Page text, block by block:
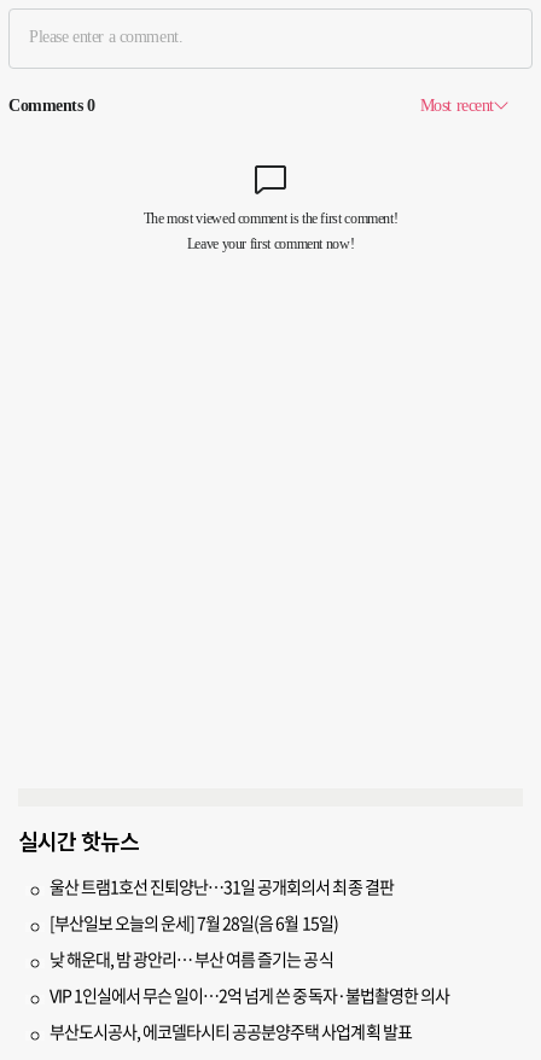
실시간 핫뉴스
울산 트램1호선 진퇴양난…31일 공개회의서 최종 결판
[부산일보 오늘의 운세] 7월 28일(음 6월 15일)
낮 해운대, 밤 광안리… 부산 여름 즐기는 공식
VIP 1인실에서 무슨 일이…2억 넘게 쓴 중독자·불법촬영한 의사
부산도시공사, 에코델타시티 공공분양주택 사업계획 발표